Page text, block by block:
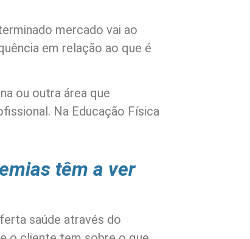
mercado vai ao
em relação ao que é
ou outra área que
Na Educação Física
têm a ver
saúde através do